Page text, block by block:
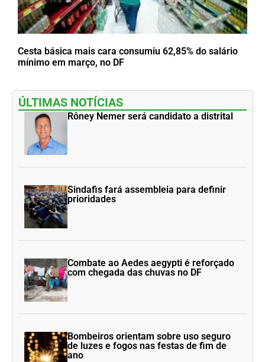
Cesta básica mais cara consumiu 62,85% do salário
mínimo em março, no DF
ÚLTIMAS NOTÍCIAS
Rôney Nemer será candidato a distrital
Sindafis fará assembleia para definir
prioridades
Combate ao Aedes aegypti é reforçado
com chegada das chuvas no DF
Bombeiros orientam sobre uso seguro
de luzes e fogos nas festas de fim de
ano